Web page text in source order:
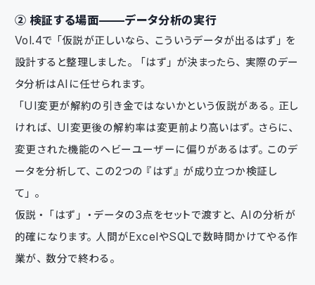
② 検証する場面——データ分析の実行
Vol.4で「仮説が正しいなら、こういうデータが出るはず」を
設計すると整理しました。「はず」が決まったら、実際のデー
タ分析はAIに任せられます。
「UI変更が解約の引き金ではないかという仮説がある。正し
ければ、UI変更後の解約率は変更前より高いはず。さらに、
変更された機能のヘビーユーザーに偏りがあるはず。このデ
ータを分析して、この2つの『はず』が成り立つか検証し
て」。
仮説・「はず」・データの3点をセットで渡すと、AIの分析が
的確になります。人間がExcelやSQLで数時間かけてやる作
業が、数分で終わる。